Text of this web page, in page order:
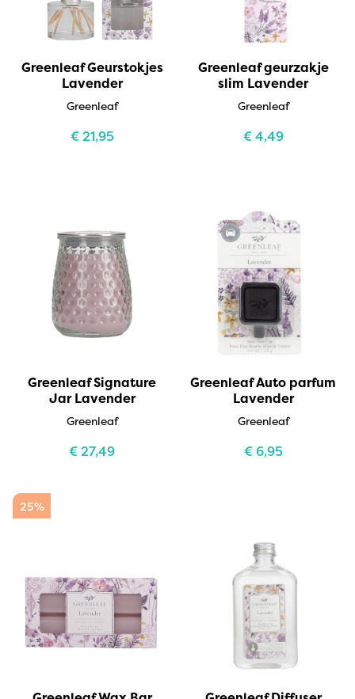
Greenleaf Geurstokjes
Lavender
Greenleaf
€21,95
Greenleaf geurzakje
slim Lavender
Greenleaf
€4,49
Greenleaf Signature
Jar Lavender
Greenleaf
€27,49
Greenleaf Auto parfum
Lavender
Greenleaf
€6,95
25%